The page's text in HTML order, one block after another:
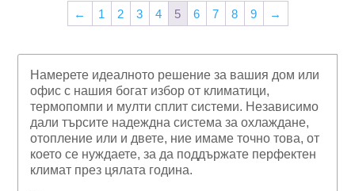
лв..
← 1 2 3 4 5 6 7 8 9 →
Намерете идеалното решение за вашия дом или
офис с нашия богат избор от климатици,
термопомпи и мулти сплит системи. Независимо
дали търсите надеждна система за охлаждане,
отопление или и двете, ние имаме точно това, от
което се нуждаете, за да поддържате перфектен
климат през цялата година.